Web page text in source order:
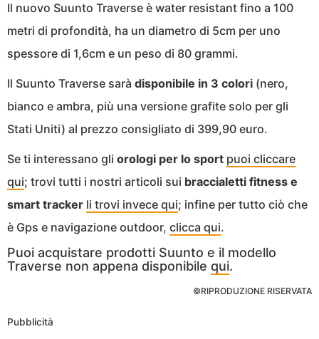
Il nuovo Suunto Traverse è water resistant fino a 100
metri di profondità, ha un diametro di 5cm per uno
spessore di 1,6cm e un peso di 80 grammi.
Il Suunto Traverse sarà disponibile in 3 colori (nero,
bianco e ambra, più una versione grafite solo per gli
Stati Uniti) al prezzo consigliato di 399,90 euro.
Se ti interessano gli orologi per lo sport puoi cliccare
qui; trovi tutti i nostri articoli sui braccialetti fitness e
smart tracker li trovi invece qui; infine per tutto ciò che
è Gps e navigazione outdoor, clicca qui.
Puoi acquistare prodotti Suunto e il modello
Traverse non appena disponibile qui.
©RIPRODUZIONE RISERVATA
Pubblicità